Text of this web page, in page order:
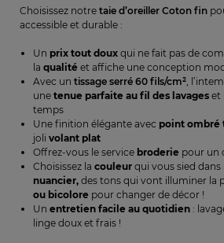
Choisissez notre taie d’oreiller Coton fin
accessible et durable :
Un prix tout doux qui ne fait pas de
la qualité et affiche une conception
Avec un tissage serré 60 fils/cm² ,
une tenue parfaite au fil des lavages et
temps
Une finition élégante avec point ombré
joli volant plat
Offrez-vous le service broderie pour un
Choisissez la couleur qui vous sied
nuancier, des tons qui vont illuminer la
ou bicolore pour changer de décor !
Un entretien facile au quotidien :
linge doux et frais !